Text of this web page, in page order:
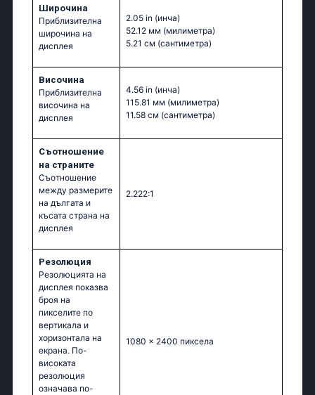
Широчина
Приблизителна
широчина на
дисплея
2.05 in (инча)
52.12 мм (милиметра)
5.21 см (сантиметра)
Височина
Приблизителна
височина на
дисплея
4.56 in (инча)
115.81 мм (милиметра)
11.58 см (сантиметра)
Съотношение
на страните
Съотношение
между размерите
на дългата и
късата страна на
дисплея
2.222:1
Резолюция
Резолюцията на
дисплея показва
броя на
пикселите по
вертикала и
хоризонтала на
екрана. По-
високата
резолюция
означава по-
1080 x 2400 пиксела